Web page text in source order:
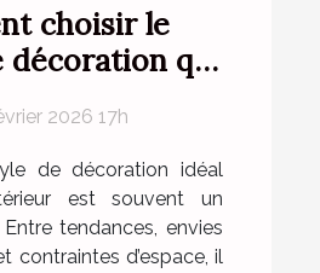
choisir le
décoration qui
2026 17h
de décoration idéal
est souvent un
tendances, envies
contraintes d’espace, il